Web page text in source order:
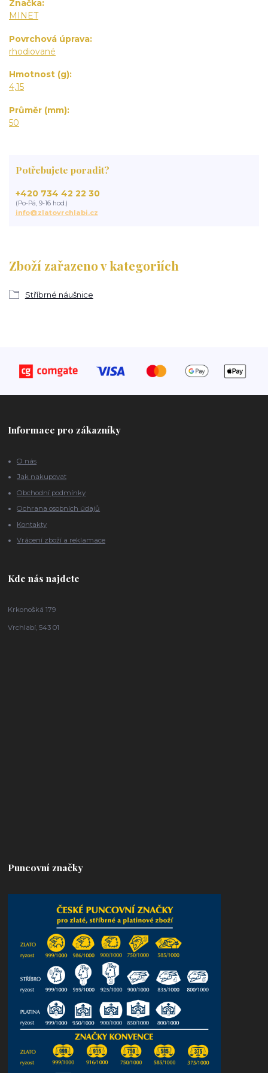
Značka
MINET
Povrchová úprava
rhodiované
Hmotnost (g)
4,15
Průměr (mm)
50
Zboží zařazeno v kategoriích
Stříbrné náušnice
Potřebujete poradit?
+420 734 42 22 30
(Po-Pá, 9-16 hod.)
info@zlatovrchlabi.cz
Informace pro zákazníky
O nás
Jak nakupovat
Obchodní podmínky
Ochrana osobních údajů
Kontakty
Vrácení zboží a reklamace
Kde nás najdete
Krkonošká 179
Vrchlabí, 543 01
Puncovní značky